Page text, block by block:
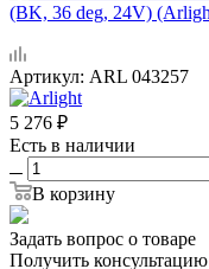
Артикул: ARL 043257
5 276 ₽
Есть в наличии
В корзину
Задать вопрос о товаре
Получить консультацию